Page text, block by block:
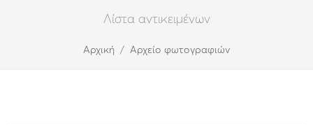
Λίστα αντικειμένων
Αρχική Αρχείο φωτογραφιών